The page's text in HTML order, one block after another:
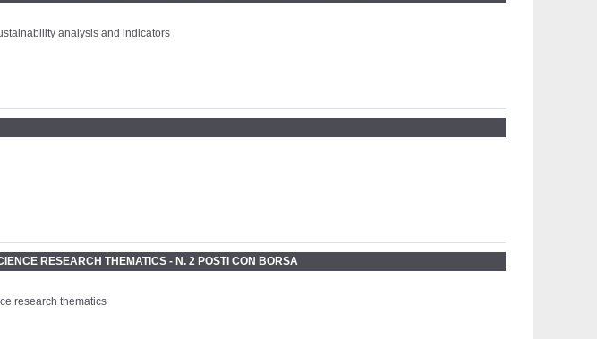
analysis and indicators
RESEARCH THEMATICS - N. 2 POSTI CON BORSA
research thematics